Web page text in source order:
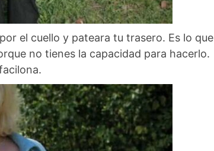
el cuello y pateara tu trasero. Es lo que
no tienes la capacidad para hacerlo.